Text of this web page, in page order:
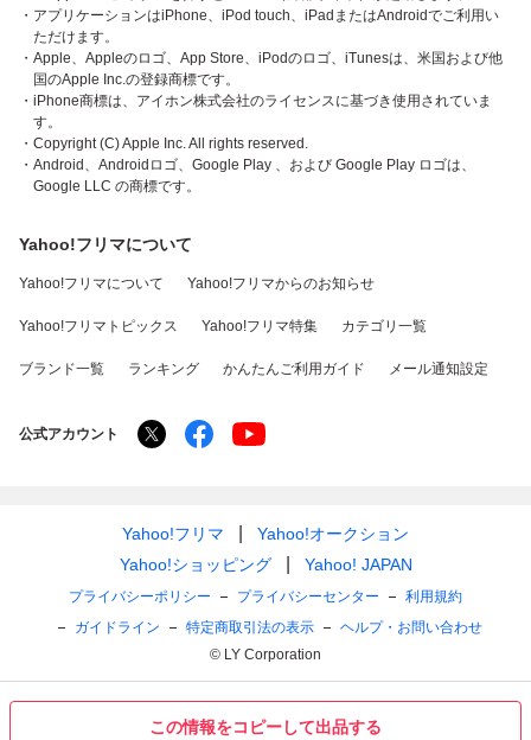
この情報をコピーして出品する
・アプリケーションはiPhone、iPod touch、iPadまたはAndroidでご利用い
ただけます。
・Apple、Appleのロゴ、App Store、iPodのロゴ、iTunesは、米国および他
国のApple Inc.の登録商標です。
・iPhone商標は、アイホン株式会社のライセンスに基づき使用されていま
す。
・Copyright (C) Apple Inc. All rights reserved.
・Android、Androidロゴ、Google Play 、および Google Play ロゴは、
Google LLC の商標です。
Yahoo!フリマについて
Yahoo!フリマについて Yahoo!フリマからのお知らせ
Yahoo!フリマトピックス Yahoo!フリマ特集 カテゴリ一覧
ブランド一覧 ランキング かんたんご利用ガイド メール通知設定
公式アカウント
Yahoo!フリマ
Yahoo!オークション
Yahoo!ショッピング
Yahoo! JAPAN
プライバシーポリシー プライバシーセンター
利用規約
ガイドライン
特定商取引法の表示
ヘルプ・お問い合わせ
© LY Corporation